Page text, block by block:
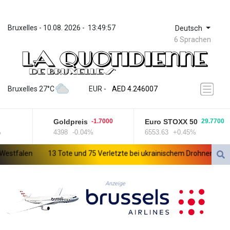
Bruxelles - 10.08. 2026 - 13:49:57 Deutsch
6 Sprachen
Bruxelles 27°C EUR -
ZWL 372.283829
AED 4.246007
AFN 76.894412
AMD 422.219573
AOA 1060.200548
ARS 1733.067587
AUD 1.635701
AZN 1.960652
BAM 1.956405
BBD 2.322408
BDT 142.734126
Goldpreis -1.7000
4398 -0.04%
Euro STOXX 50 29.7700
6553.63 +0.45%
13 Tote und 75 Verletzte bei ukrainischem Drohnenangriff
Anzeige